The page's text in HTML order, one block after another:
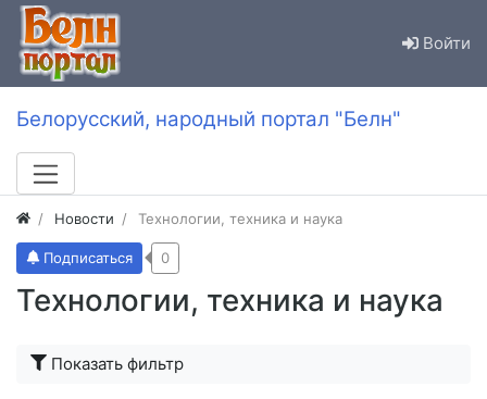
Войти
Белорусский, народный портал "Белн"
Новости Технологии, техника и наука
Технологии, техника и наука
Подписаться 0
Показать фильтр